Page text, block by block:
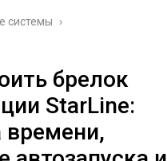
системы ›
брелок
StarLine:
времени,